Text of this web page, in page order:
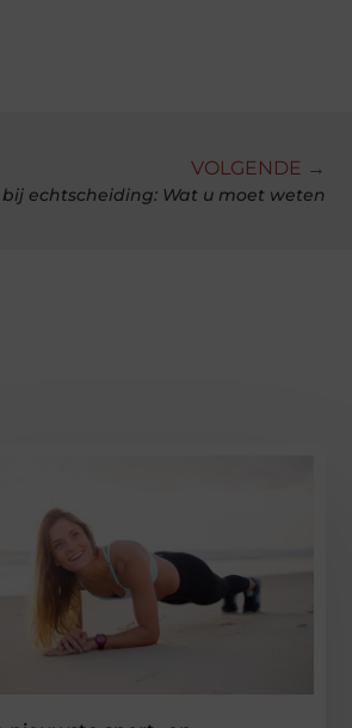
VOLGENDE →
echtscheiding: Wat u moet weten